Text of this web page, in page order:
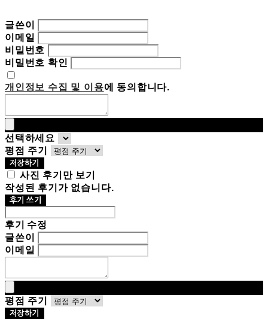
글쓴이
이메일
비밀번호
비밀번호 확인
개인정보 수집 및 이용에 동의합니다.
선택하세요
평점 주기
저장하기
사진 후기만 보기
작성된 후기가 없습니다.
후기 쓰기
후기 수정
글쓴이
이메일
평점 주기
저장하기